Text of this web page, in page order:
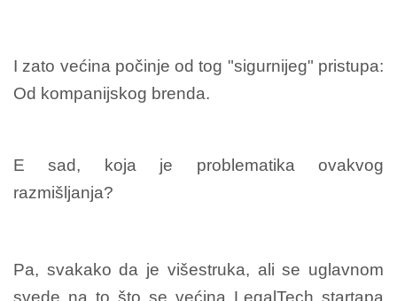
I zato većina počinje od tog "sigurnijeg" pristupa:
Od kompanijskog brenda.
E sad, koja je problematika ovakvog
razmišljanja?
Pa, svakako da je višestruka, ali se uglavnom
svede na to što se većina LegalTech startapa